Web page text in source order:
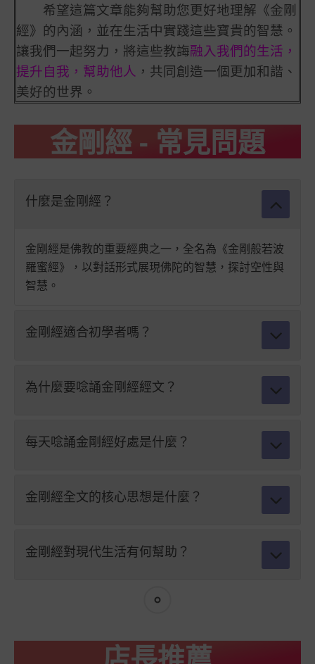
希望這篇文章能夠幫助您更好地理解《金剛
經》的內涵，並在生活中實踐這些寶貴的智慧。
讓我們一起努力，將這些教誨融入我們的生活，
提升自我，幫助他人 ，共同創造一個更加和諧、
美好的世界。
金剛經 - 常見問題
什麼是金剛經？
金剛經是佛教的重要經典之一，全名為《金剛般若波
羅蜜經》，以對話形式展現佛陀的智慧，探討空性與
智慧。
金剛經適合初學者嗎？
為什麼要唸誦金剛經經文？
每天唸誦金剛經好處是什麼？
金剛經全文的核心思想是什麼？
金剛經對現代生活有何幫助？